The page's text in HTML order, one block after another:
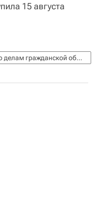
15 августа
МЧС России (Министерство РФ по делам гражданской обороны, чрезвычайным ситуациям и ликвидации последствий стихийных бедствий)